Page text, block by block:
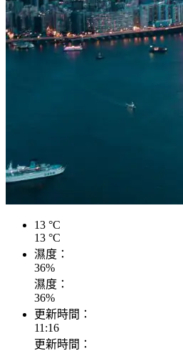
13 °C
13 °C
濕度：
36%
濕度：
36%
更新時間：
11:16
更新時間：